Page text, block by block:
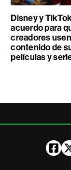
Disney y
acuerdo para
creadores usen
contenido de
películas y